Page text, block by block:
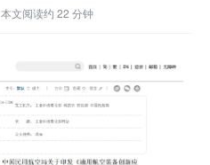
本文阅读约 22 分钟